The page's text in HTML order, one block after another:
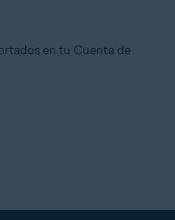
en tu Cuenta de